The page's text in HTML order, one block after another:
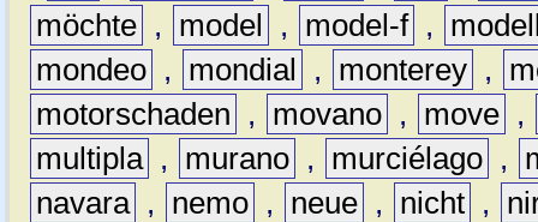
möchte , model , model-f ,
mondeo , mondial , monterey ,
motorschaden
, movano , move ,
multipla , murano , murciélago ,
navara , nemo , neue , nicht ,